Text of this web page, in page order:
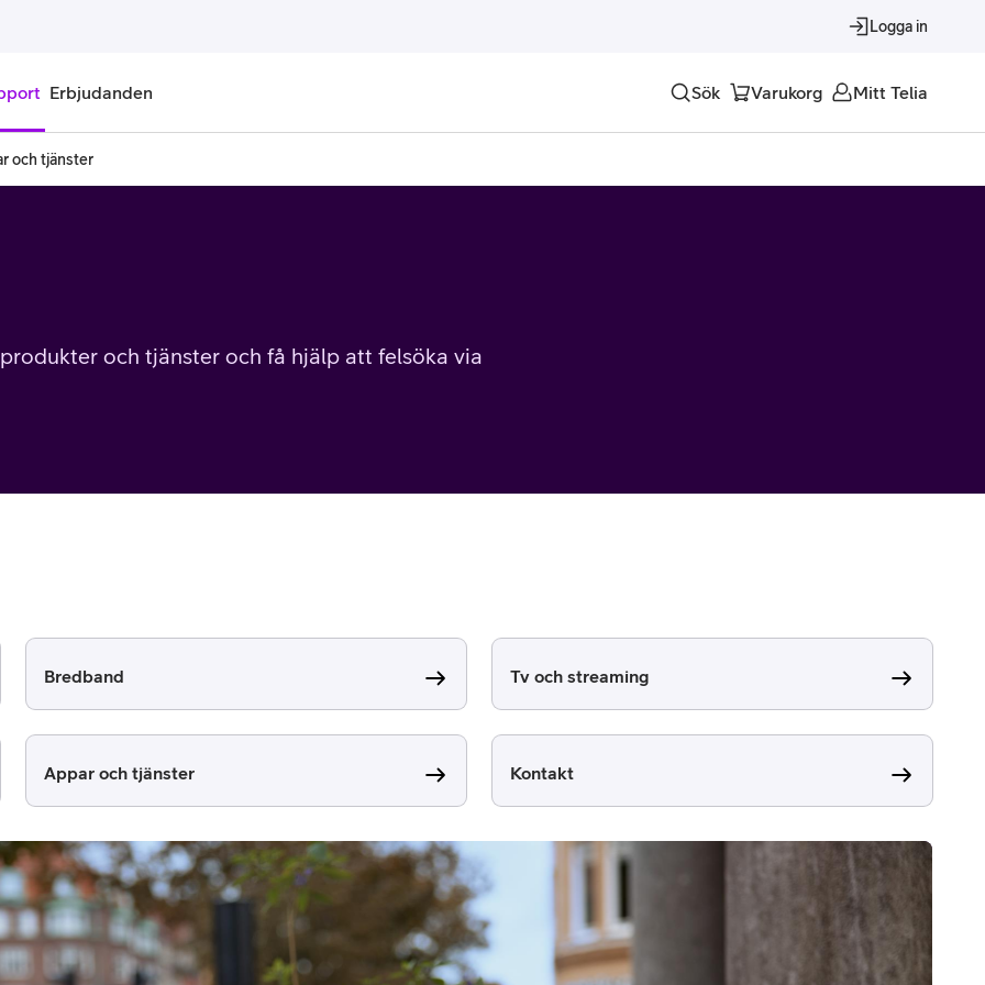
Logga in
Erbjudanden Sök Varukorg Mitt Telia
och tjänster
och tjänster och få hjälp att felsöka via
Bredband Tv och streaming
Appar och tjänster Kontakt